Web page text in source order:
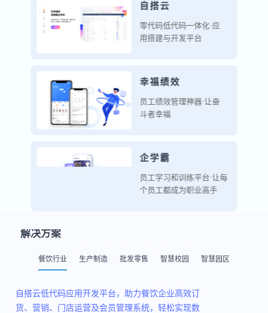
自搭云
零代码低代码一体化·应
用搭建与开发平台
幸福绩效
员工绩效管理神器·让奋
斗者幸福
企学霸
员工学习和训练平台·让每
个员工都成为职业高手
解决方案
餐饮行业 生产制造 批发零售 智慧校园 智慧园区
自搭云低代码应用开发平台，助力餐饮企业高效订
货、营销、门店运营及会员管理系统，轻松实现数